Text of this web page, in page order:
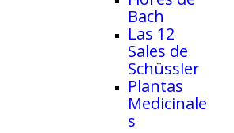
Bach
Las 12
Sales de
Schüssler
Plantas
Medicinale
s